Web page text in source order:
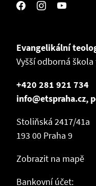
Evangelikální
Vyšší odborná
+420 281 921 734
info@etspraha.cz,
Stoliňská 2417/41a
193 00 Praha 9
Zobrazit na mapě
Bankovní účet: